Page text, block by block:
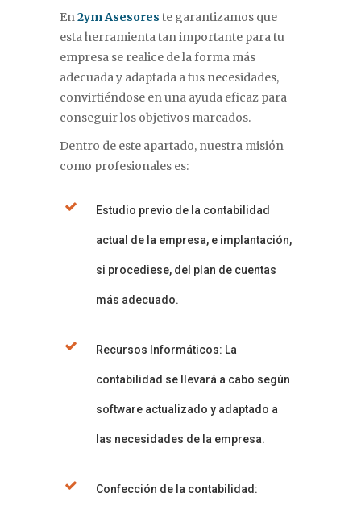
En2ym Asesores te garantizamos que
esta herramienta tan importante para tu
empresa se realice de la forma más
adecuada y adaptada a tus necesidades,
convirtiéndose en una ayuda eficaz para
conseguir los objetivos marcados.
Dentro de este apartado, nuestra misión
como profesionales es:
Estudio previo de la contabilidad
actual de la empresa, e implantación,
si procediese, del plan de cuentas
más adecuado.
Recursos Informáticos: La
contabilidad se llevará a cabo según
software actualizado y adaptado a
las necesidades de la empresa.
Confección de la contabilidad: